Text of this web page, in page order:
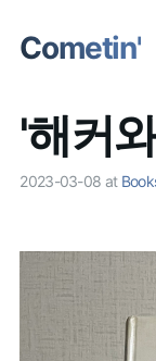
Cometin'
'해커
2023-03-08 at